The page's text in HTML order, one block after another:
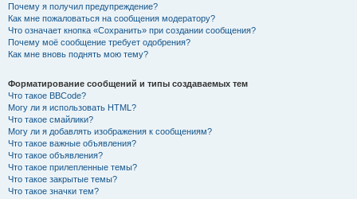
Почему я получил предупреждение?
Как мне пожаловаться на сообщения модератору?
Что означает кнопка «Сохранить» при создании сообщения?
Почему моё сообщение требует одобрения?
Как мне вновь поднять мою тему?
Форматирование сообщений и типы создаваемых тем
Что такое BBCode?
Могу ли я использовать HTML?
Что такое смайлики?
Могу ли я добавлять изображения к сообщениям?
Что такое важные объявления?
Что такое объявления?
Что такое прилепленные темы?
Что такое закрытые темы?
Что такое значки тем?